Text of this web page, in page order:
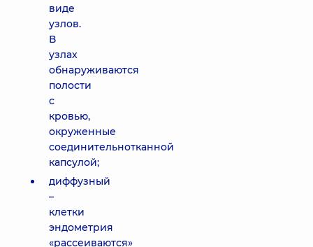
виде
узлов.
В
узлах
обнаруживаются
полости
с
кровью,
окруженные
соединительнотканной
капсулой;
диффузный
–
клетки
эндометрия
«рассеиваются»